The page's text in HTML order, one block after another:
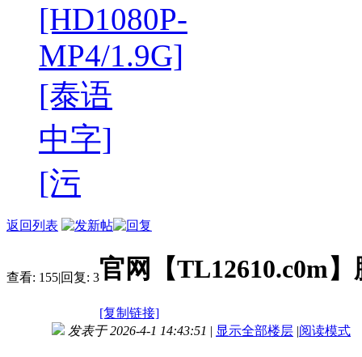
[HD1080P-
MP4/1.9G]
[泰语
中字]
[污
返回列表
查看: 155|回复: 3官网【TL12610.c0m
[复制链接]
发表于 2026-4-1 14:43:51 | 显示全部楼层 |阅读模式